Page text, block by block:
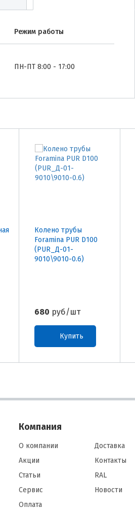
Режим работы
ПН-ПТ 8:00 - 17:00
Колено трубы
Foramina PUR D100
(PUR_Д-01-
9010\9010-0.6)
680 руб/шт
Купить
Компания
О компании
Акции
Статьи
Сервис
Оплата
Доставка
Контакты
RAL
Новости